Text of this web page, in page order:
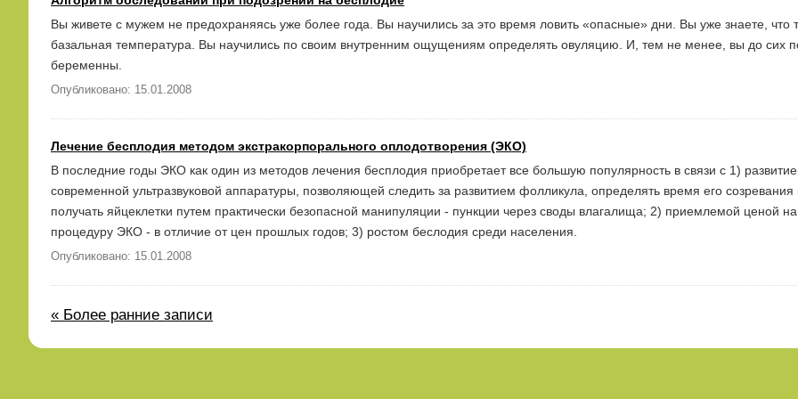
Вы живете с мужем не предохраняясь уже более года. Вы научились за это время ловить «опасные» дни. Вы уже знаете, что
базальная температура. Вы научились по своим внутренним ощущениям определять овуляцию. И, тем не менее, вы до сих
беременны.
Опубликовано: 15.01.2008
Лечение бесплодия методом экстракорпорального оплодотворения (ЭКО)
В последние годы ЭКО как один из методов лечения бесплодия приобретает все большую популярность в связи с 1)
современной ультразвуковой аппаратуры, позволяющей следить за развитием фолликула, определять время его созревания
получать яйцеклетки путем практически безопасной манипуляции - пункции через своды влагалища; 2) приемлемой ценой на
процедуру ЭКО - в отличие от цен прошлых годов; 3) ростом беслодия среди населения.
Опубликовано: 15.01.2008
« Более ранние записи